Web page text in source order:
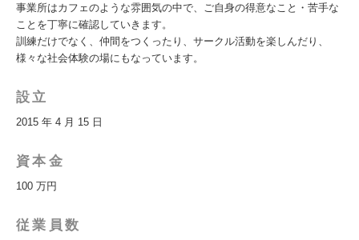
事業所はカフェのような雰囲気の中で、ご自身の得意なこと・苦手な
ことを丁寧に確認していきます。
訓練だけでなく、仲間をつくったり、サークル活動を楽しんだり、
様々な社会体験の場にもなっています。
設立
2015 年 4 月 15 日
資本金
100 万円
従業員数